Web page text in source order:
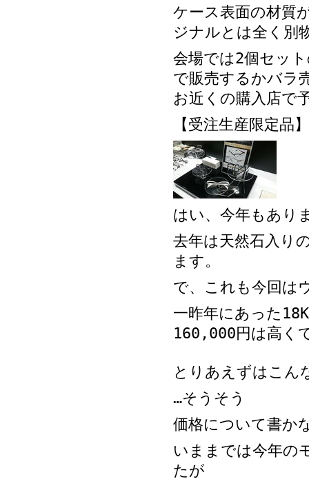
ケース表面の材質
ジナルとは全く別
会場では2個セッ
で販売するかバラ
お近くの購入店で
【受注生産限定品】
はい、今年もあり
去年は天然石入り
ます。
で、これも今回は
一昨年にあった
160,000円は高く
とりあえずはこん
…そうそう
価格について書か
いままでは今年の
たが